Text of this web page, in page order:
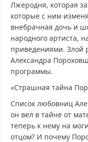
Лжеродня, которая
которые с ним
внебрачная дочь и
народного артиста,
приведениями. Злой
Александра
программы.
«Страшная тайна
Список любовниц
он вел в тайне от
теперь к нему на
отцом? И почему